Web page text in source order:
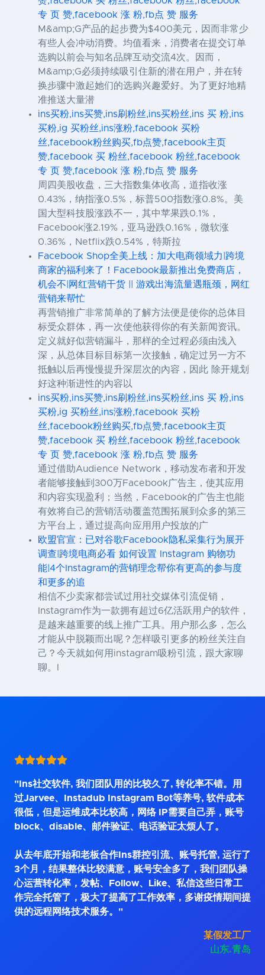
专 页 赞,facebook 涨 粉,fb点 赞 服务
M&amp;G产品的起步费为$400美元，因而非常少
有些人会冲动消费。均值看来，消费者在提交订单
选购以前会与知名品牌互动交流4次。因而，
M&amp;G必须持续吸引住新的潜在用户，并在转
换步骤中激起她们的选购兴趣爱好。为了更好地精
准推送大量潜
ins买粉,ins买赞,ins刷粉丝,ins买粉丝,ins 买 粉,ins
买粉,ig 买粉丝,ins涨粉,facebook 买粉
丝,facebook粉丝购买,fb点赞,facebook主页
赞,facebook 买 粉丝,facebook 粉丝,facebook
专 页 赞,facebook 涨 粉,fb点 赞 服务
周四美股收盘，三大指数集体收高，道指收涨
0.43%，纳指涨0.5%，标普500指数涨0.8%。美
国大型科技股涨跌不一，其中苹果跌0.1%，
Facebook涨2.19%，亚马逊跌0.16%，微软涨
0.36%，Netflix跌0.54%，特斯拉
Facebook Shop全美上线：加大电商领域力|跨境
商家的福利来了！Facebook最新推出免费商店，
机会不|网红营销干货 || 游戏出海流量遇瓶颈，网红
营销来帮忙
再营销推广非常简单的了解方法便是使你的总体目
标受众群体，再一次使他获得你的有关新闻资讯。
定义就好似营销漏斗，那样的全过程必须由浅入
深，从总体目标目标第一次接触，确定过另一方不
抵触以后再慢慢提升深层次的內容，因此 除开规划
好这种渐进性的內容以
ins买粉,ins买赞,ins刷粉丝,ins买粉丝,ins 买 粉,ins
买粉,ig 买粉丝,ins涨粉,facebook 买粉
丝,facebook粉丝购买,fb点赞,facebook主页
赞,facebook 买 粉丝,facebook 粉丝,facebook
专 页 赞,facebook 涨 粉,fb点 赞 服务
通过借助Audience Network，移动发布者和开发
者能够接触到300万Facebook广告主，使其应用
和内容实现盈利；当然，Facebook的广告主也能
有效将自己的营销活动覆盖范围拓展到众多的第三
方平台上，通过提高向应用用户投放的广
欧盟官宣：已对谷歌Facebook隐私采集行为展开
调查|跨境电商必看 如何设置 Instagram 购物功
能|4个Instagram的营销理念帮你有更高的参与度
和更多的追
相信不少卖家都尝试过用社交媒体引流促销，
Instagram作为一款拥有超过6亿活跃用户的软件，
是越来越重要的线上推广工具。用户那么多，怎么
才能从中脱颖而出呢？怎样吸引更多的粉丝关注自
己？今天就如何用instagram吸粉引流，跟大家聊
聊。I
"Ins社交软件, 我们团队用的比较久了, 转化率不错。用
过Jarvee、Instadub Instagram Bot等养号, 软件成本
很低，但是运维成本比较高，网络 IP需要自己弄，账号
block、disable、邮件验证、电话验证太烦人了。
从去年底开始和老板合作Ins群控引流、账号托管, 运行了
3个月，结果整体比较满意，账号安全多了，我们团队操
心运营转化率，发帖、Follow、Like、私信这些日常工
作完全托管了，极大了提高了工作效率，多谢疫情期间提
供的远程网络技术服务。"
某假发工厂
山东.青岛